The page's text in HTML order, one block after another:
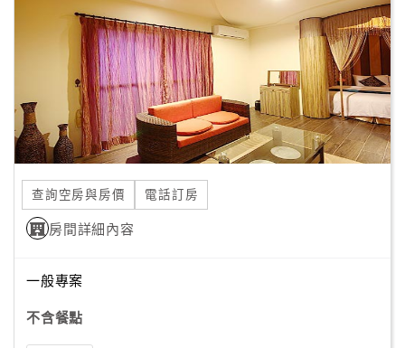
收
據
合
作
提
案
店
查詢空房與房價 電話訂房
房間詳細內容
一般專案
不含餐點